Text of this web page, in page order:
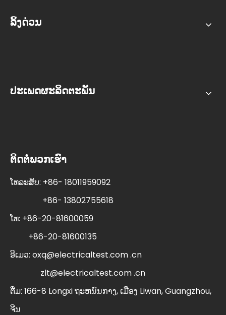
ລິ້ງດ່ວນ
ປະເພດຜະລິດຕະພັນ
ຕິດຕໍ່ພວກເຮົາ
ໂທລະສັບ: +86- 18011959092
+86- 13802755618
ໂທ: +86-20-81600059
+86-20-81600135
ອີເມວ: oxq@electricaltest.com .cn
zlt@electricaltest.com .cn
ຕື່ມ: 166-8 Longxi ຖະຫນົນກາງ, ເມືອງ Liwan, Guangzhou,
ຈີນ